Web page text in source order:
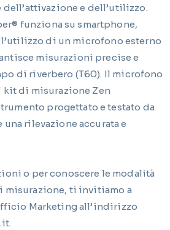
e dell’utilizzo.
funziona su smartphone,
di un microfono esterno
misurazioni precise e
di riverbero (T60). Il microfono
kit di misurazione Zen
progettato e testato da
rilevazione accurata e
o per conoscere le modalità
misurazione, ti invitiamo a
Marketing all’indirizzo
.